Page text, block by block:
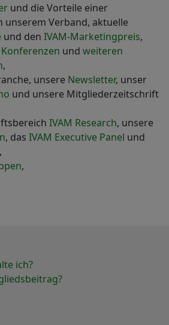
und die Vorteile einer
unserem Verband, aktuelle
und den IVAM-Marketingpreis,
Konferenzen und weiteren
,
unsere Newsletter, unser
und unsere Mitgliederzeitschrift
IVAM Research, unsere
, das IVAM Executive Panel und
,
,
ich?